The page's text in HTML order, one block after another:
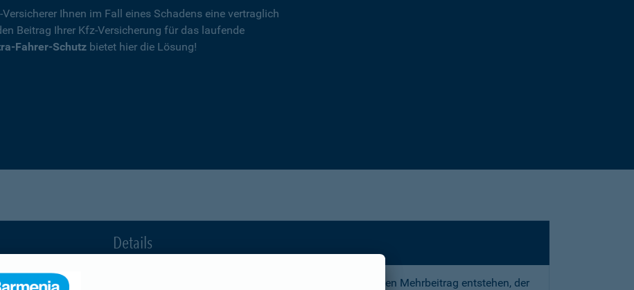
Ihnen im Fall eines Schadens eine vertraglich
Beitrag Ihrer Kfz-Versicherung für das laufende
Fahrer-Schutz bietet hier die Lösung!
Details
die Ihnen nach einem Unfall durch die Vertragsstrafe und den Mehrbeitrag entstehen, der